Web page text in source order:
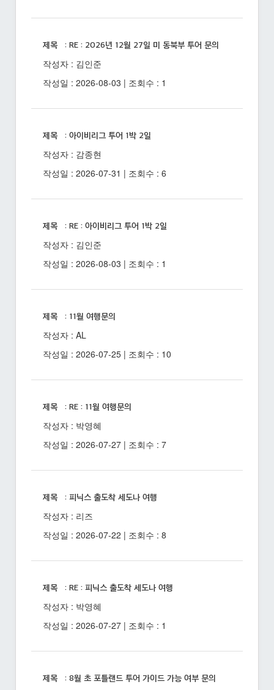
제목 : RE : 2026년 12월 27일 미 동북부 투어 문의
작성자 : 김인준
작성일 : 2026-08-03 | 조회수 : 1
제목 : 아이비리그 투어 1박 2일
작성자 : 감종현
작성일 : 2026-07-31 | 조회수 : 6
제목 : RE : 아이비리그 투어 1박 2일
작성자 : 김인준
작성일 : 2026-08-03 | 조회수 : 1
제목 : 11월 여행문의
작성자 : AL
작성일 : 2026-07-25 | 조회수 : 10
제목 : RE : 11월 여행문의
작성자 : 박영혜
작성일 : 2026-07-27 | 조회수 : 7
제목 : 피닉스 출도착 세도나 여행
작성자 : 리즈
작성일 : 2026-07-22 | 조회수 : 8
제목 : RE : 피닉스 출도착 세도나 여행
작성자 : 박영혜
작성일 : 2026-07-27 | 조회수 : 1
제목 : 8월 초 포틀랜드 투어 가이드 가능 여부 문의